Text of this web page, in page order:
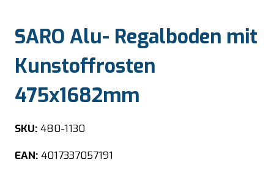
SARO Alu- Regalboden mit
Kunstoffrosten
475x1682mm
SKU: 480-1130
EAN: 4017337057191